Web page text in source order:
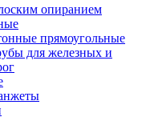
опиранием
прямоугольные
для железных и